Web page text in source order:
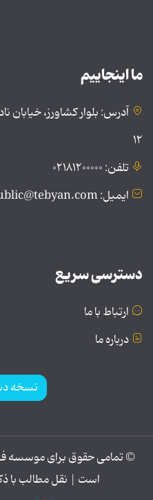
ما اینجاییم
آدرس: بلوار کشاورز،
۱۲
تلفن: ۰۲۱۸۱۲۰۰۰۰۰
ایمیل: public@tebyan.com
دسترسی سریع
ارتباط با ما
درباره ما
نسخه
© تمامی حقوق برای موسسه
است | نقل مطالب با